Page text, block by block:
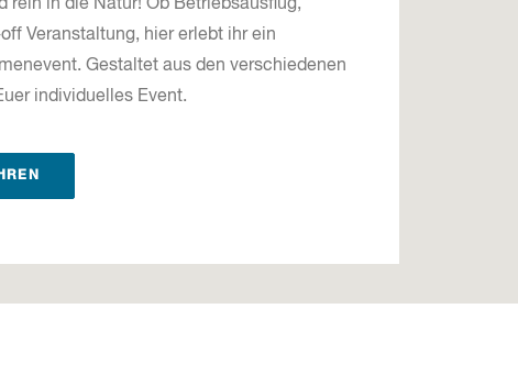
rein in die Natur! Ob Betriebsausflug,
Veranstaltung, hier erlebt ihr ein
Gestaltet aus den verschiedenen
individuelles Event.